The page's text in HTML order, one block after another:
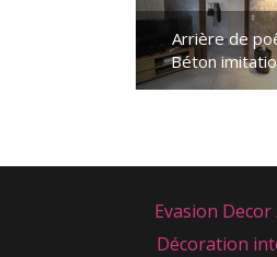
Arrière de
Béton
Evasion Decor
Décoration